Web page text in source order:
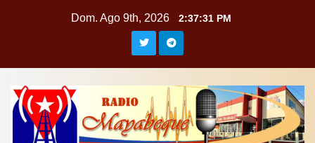
Dom. Ago 9th, 2026 2:37:32 PM